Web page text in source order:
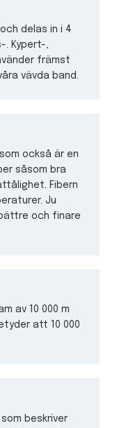
delas in i 4
. Kypert-,
främst
vävda band.
också är en
såsom bra
Fibern
Ju
och finare
av 10 000 m
att 10 000
beskriver